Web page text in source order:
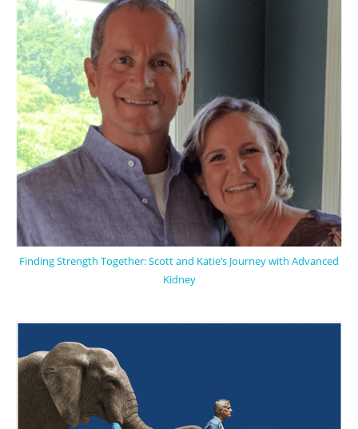
Finding Strength Together: Scott and Katie’s Journey with Advanced
Kidney